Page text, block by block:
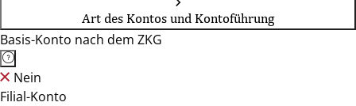
Art des Kontos und Kontoführung
Basis-Konto nach dem ZKG
Nein
Filial-Konto